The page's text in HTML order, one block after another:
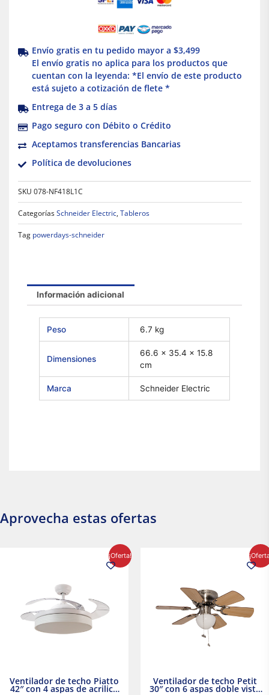
Envío gratis en tu pedido mayor a $3,499
El envío gratis no aplica para los productos que
cuentan con la leyenda: *El envío de este producto
está sujeto a cotización de flete *
Entrega de 3 a 5 días
Pago seguro con Débito o Crédito
Aceptamos transferencias Bancarias
Política de devoluciones
SKU 078-NF418L1C
CategoríasSchneider Electric, Tableros
Tag powerdays-schneider
Información adicional
Peso 6.7 kg
Dimensiones
66.6 × 35.4 × 15.8
cm
Marca Schneider Electric
Aprovecha estas ofertas
¡Oferta!
Ventilador de techo Piatto
42″ con 4 aspas de acrilico
$2,986.97.
precio
actual
Ventilador de techo Petit
30″ con 6 aspas doble vista
$1,450.23.
precio
actual